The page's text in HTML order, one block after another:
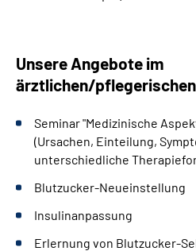
Unsere Angebote im
ärztlichen/
Seminar "Medizinische
(Ursachen, Einteilung,
unterschiedliche
Blutzucker-Neueinstellung
Insulinanpassung
Erlernung von Blutzucker-